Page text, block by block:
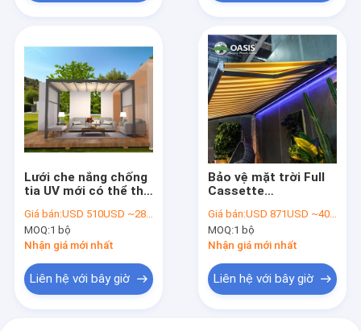
Lưới che nắng chống
tia UV mới có thể thu
gọn, mái che mưa,
mái hiên
Giá bán:USD 510USD ~2800USD or more based on the sizes
MOQ:1 bộ
Nhận giá mới nhất
Liên hệ với bây giờ
Bảo vệ mặt trời Full
Cassette
With Folding Arm
Custom Made Color
Giá bán:USD 871USD ~4000USD or more based on the sizes
MOQ:1 bộ
Nhận giá mới nhất
Liên hệ với bây giờ